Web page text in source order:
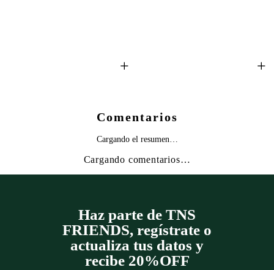
Comentarios
Cargando el resumen…
Cargando comentarios…
Haz parte de TNS
FRIENDS, regístrate o
actualiza tus datos y
recibe 20%OFF